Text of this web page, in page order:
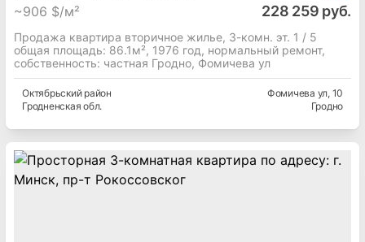
~906 $/м² 228 259 руб.
Продажа квартира вторичное жилье, 3-комн. эт. 1 / 5
общая площадь: 86.1м², 1976 год, нормальный ремонт,
собственность: частная Гродно, Фомичева ул
Октябрьскийрайон
Гродненская обл.
Фомичева ул, 10
Гродно